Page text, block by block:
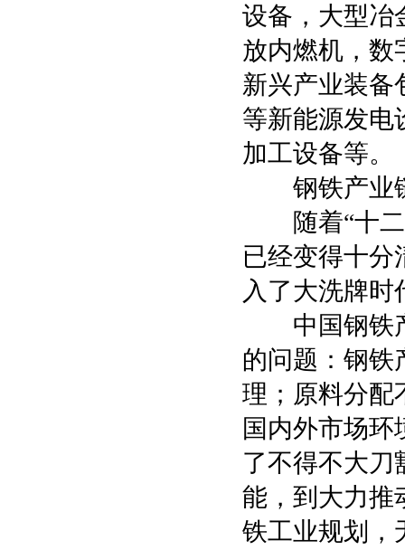
设备，大型冶
放内燃机，数
新兴产业装备
等新能源发电
加工设备等。
钢铁产业链
随着“十二
已经变得十分
入了大洗牌时
中国钢铁产
的问题：钢铁
理；原料分配
国内外市场
了不得不大刀
能，到大力推
铁工业规划，